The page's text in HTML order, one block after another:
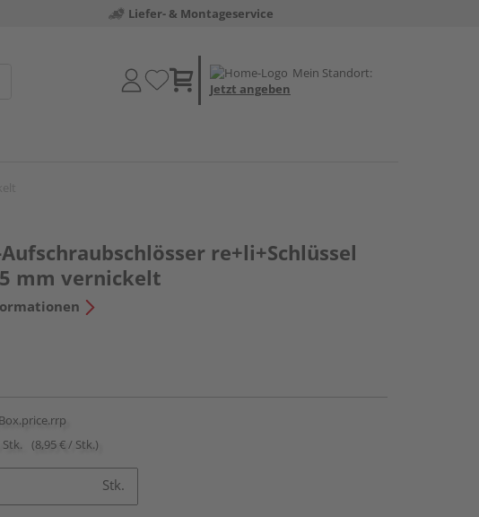
Liefer- & Montageservice
Mein Standort:
Jetzt angeben
re+li+Schlüssel
mm vernickelt
(8,95 € / Stk.)
Stk.